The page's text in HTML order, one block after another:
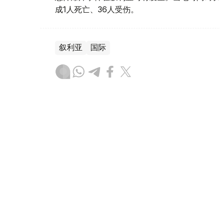
成1人死亡、36人受伤。
叙利亚 国际